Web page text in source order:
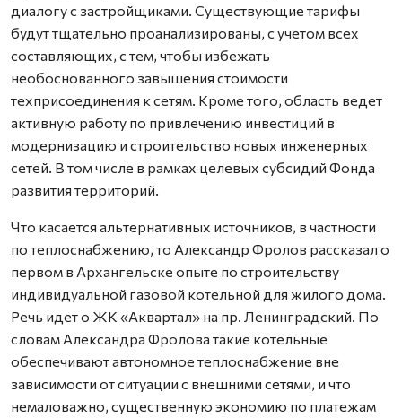
диалогу с застройщиками. Существующие тарифы
будут тщательно проанализированы, с учетом всех
составляющих, с тем, чтобы избежать
необоснованного завышения стоимости
техприсоединения к сетям. Кроме того, область ведет
активную работу по привлечению инвестиций в
модернизацию и строительство новых инженерных
сетей. В том числе в рамках целевых субсидий Фонда
развития территорий.
Что касается альтернативных источников, в частности
по теплоснабжению, то Александр Фролов рассказал о
первом в Архангельске опыте по строительству
индивидуальной газовой котельной для жилого дома.
Речь идет о ЖК «Аквартал» на пр. Ленинградский. По
словам Александра Фролова такие котельные
обеспечивают автономное теплоснабжение вне
зависимости от ситуации с внешними сетями, и что
немаловажно, существенную экономию по платежам